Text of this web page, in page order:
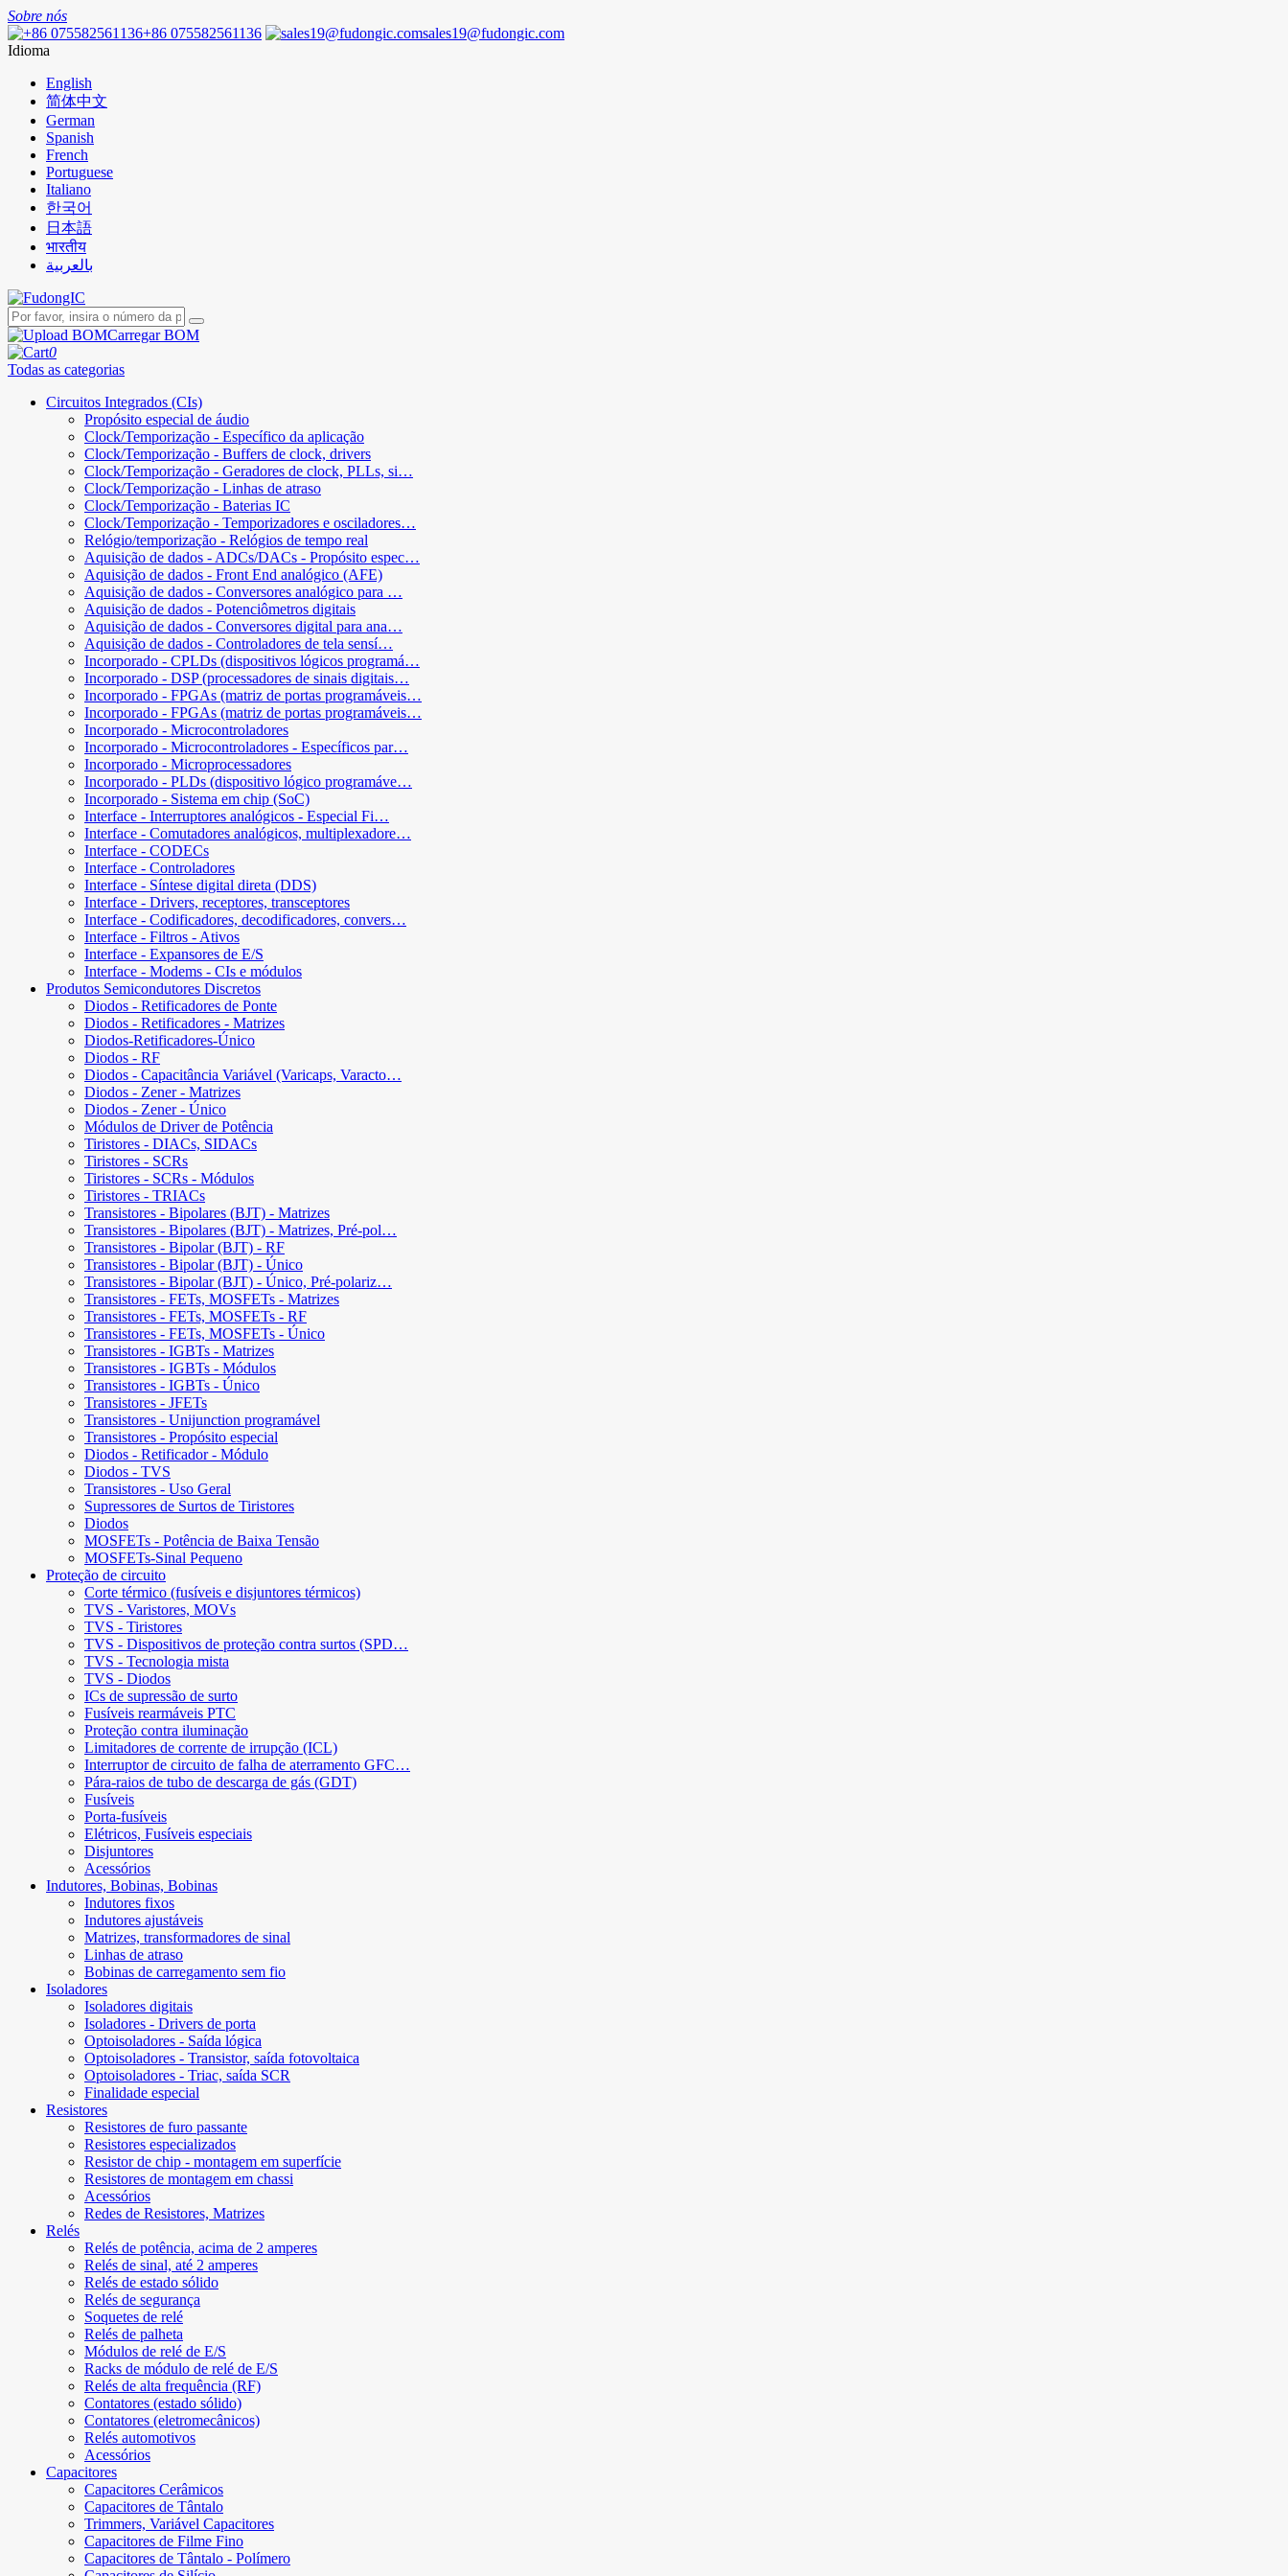
Sobre nós
+86 075582561136
sales19@fudongic.com
Idioma
English
简体中文
German
Spanish
French
Portuguese
Italiano
한국어
日本語
भारतीय
بالعربية
Carregar BOM
0
Todas as categorias
Circuitos Integrados (CIs)
Propósito especial de áudio
Clock/Temporização - Específico da aplicação
Clock/Temporização - Buffers de clock, drivers
Clock/Temporização - Geradores de clock, PLLs, si…
Clock/Temporização - Linhas de atraso
Clock/Temporização - Baterias IC
Clock/Temporização - Temporizadores e osciladores…
Relógio/temporização - Relógios de tempo real
Aquisição de dados - ADCs/DACs - Propósito espec…
Aquisição de dados - Front End analógico (AFE)
Aquisição de dados - Conversores analógico para …
Aquisição de dados - Potenciômetros digitais
Aquisição de dados - Conversores digital para ana…
Aquisição de dados - Controladores de tela sensí…
Incorporado - CPLDs (dispositivos lógicos programá…
Incorporado - DSP (processadores de sinais digitais…
Incorporado - FPGAs (matriz de portas programáveis…
Incorporado - FPGAs (matriz de portas programáveis…
Incorporado - Microcontroladores
Incorporado - Microcontroladores - Específicos par…
Incorporado - Microprocessadores
Incorporado - PLDs (dispositivo lógico programáve…
Incorporado - Sistema em chip (SoC)
Interface - Interruptores analógicos - Especial Fi…
Interface - Comutadores analógicos, multiplexadore…
Interface - CODECs
Interface - Controladores
Interface - Síntese digital direta (DDS)
Interface - Drivers, receptores, transceptores
Interface - Codificadores, decodificadores, convers…
Interface - Filtros - Ativos
Interface - Expansores de E/S
Interface - Modems - CIs e módulos
Produtos Semicondutores Discretos
Diodos - Retificadores de Ponte
Diodos - Retificadores - Matrizes
Diodos-Retificadores-Único
Diodos - RF
Diodos - Capacitância Variável (Varicaps, Varacto…
Diodos - Zener - Matrizes
Diodos - Zener - Único
Módulos de Driver de Potência
Tiristores - DIACs, SIDACs
Tiristores - SCRs
Tiristores - SCRs - Módulos
Tiristores - TRIACs
Transistores - Bipolares (BJT) - Matrizes
Transistores - Bipolares (BJT) - Matrizes, Pré-pol…
Transistores - Bipolar (BJT) - RF
Transistores - Bipolar (BJT) - Único
Transistores - Bipolar (BJT) - Único, Pré-polariz…
Transistores - FETs, MOSFETs - Matrizes
Transistores - FETs, MOSFETs - RF
Transistores - FETs, MOSFETs - Único
Transistores - IGBTs - Matrizes
Transistores - IGBTs - Módulos
Transistores - IGBTs - Único
Transistores - JFETs
Transistores - Unijunction programável
Transistores - Propósito especial
Diodos - Retificador - Módulo
Diodos - TVS
Transistores - Uso Geral
Supressores de Surtos de Tiristores
Diodos
MOSFETs - Potência de Baixa Tensão
MOSFETs-Sinal Pequeno
Proteção de circuito
Corte térmico (fusíveis e disjuntores térmicos)
TVS - Varistores, MOVs
TVS - Tiristores
TVS - Dispositivos de proteção contra surtos (SPD…
TVS - Tecnologia mista
TVS - Diodos
ICs de supressão de surto
Fusíveis rearmáveis ​​PTC
Proteção contra iluminação
Limitadores de corrente de irrupção (ICL)
Interruptor de circuito de falha de aterramento GFC…
Pára-raios de tubo de descarga de gás (GDT)
Fusíveis
Porta-fusíveis
Elétricos, Fusíveis especiais
Disjuntores
Acessórios
Indutores, Bobinas, Bobinas
Indutores fixos
Indutores ajustáveis
Matrizes, transformadores de sinal
Linhas de atraso
Bobinas de carregamento sem fio
Isoladores
Isoladores digitais
Isoladores - Drivers de porta
Optoisoladores - Saída lógica
Optoisoladores - Transistor, saída fotovoltaica
Optoisoladores - Triac, saída SCR
Finalidade especial
Resistores
Resistores de furo passante
Resistores especializados
Resistor de chip - montagem em superfície
Resistores de montagem em chassi
Acessórios
Redes de Resistores, Matrizes
Relés
Relés de potência, acima de 2 amperes
Relés de sinal, até 2 amperes
Relés de estado sólido
Relés de segurança
Soquetes de relé
Relés de palheta
Módulos de relé de E/S
Racks de módulo de relé de E/S
Relés de alta frequência (RF)
Contatores (estado sólido)
Contatores (eletromecânicos)
Relés automotivos
Acessórios
Capacitores
Capacitores Cerâmicos
Capacitores de Tântalo
Trimmers, Variável Capacitores
Capacitores de Filme Fino
Capacitores de Tântalo - Polímero